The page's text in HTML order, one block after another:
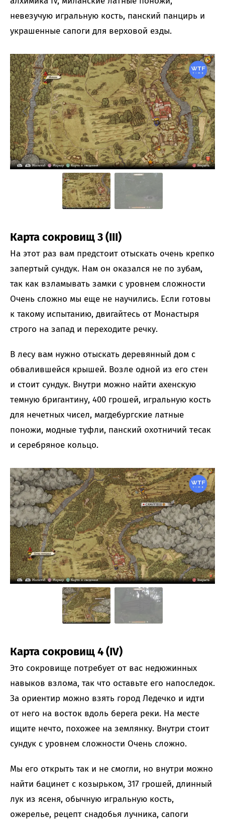
невезучую игральную кость, панский панцирь и
украшенные сапоги для верховой езды.
Карта сокровищ 3 (III)
На этот раз вам предстоит отыскать очень крепко
запертый сундук. Нам он оказался не по зубам,
так как взламывать замки с уровнем сложности
Очень сложно мы еще не научились. Если готовы
к такому испытанию, двигайтесь от Монастыря
строго на запад и переходите речку.
В лесу вам нужно отыскать деревянный дом с
обвалившейся крышей. Возле одной из его стен
и стоит сундук. Внутри можно найти ахенскую
темную бригантину, 400 грошей, игральную кость
для нечетных чисел, магдебургские латные
поножи, модные туфли, панский охотничий тесак
и серебряное кольцо.
Карта сокровищ 4 (IV)
Это сокровище потребует от вас недюжинных
навыков взлома, так что оставьте его напоследок.
За ориентир можно взять город Ледечко и идти
от него на восток вдоль берега реки. На месте
ищите нечто, похожее на землянку. Внутри стоит
сундук с уровнем сложности Очень сложно.
Мы его открыть так и не смогли, но внутри можно
найти бацинет с козырьком, 317 грошей, длинный
лук из ясеня, обычную игральную кость,
ожерелье, рецепт снадобья лучника, сапоги